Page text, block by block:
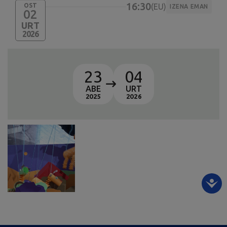
OST
02
URT
2026
16:30 EU IZENA EMAN
23
ABE
2025
04
URT
2026